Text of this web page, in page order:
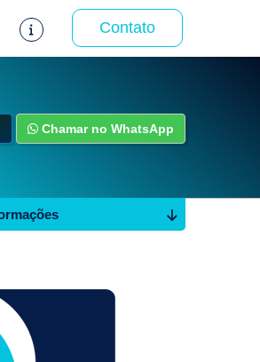
Contato
Chamar no WhatsApp